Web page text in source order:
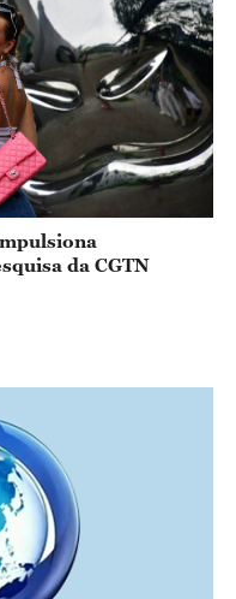
da CGTN